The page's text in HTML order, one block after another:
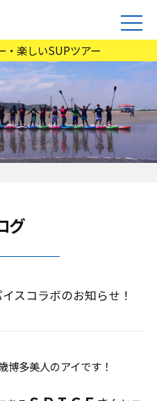
・楽しいSUPツアー
グ
スコラボのお知らせ！
博多美人のアイです！